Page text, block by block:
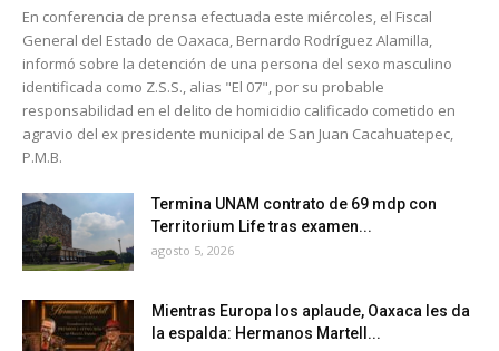
En conferencia de prensa efectuada este miércoles, el Fiscal
General del Estado de Oaxaca, Bernardo Rodríguez Alamilla,
informó sobre la detención de una persona del sexo masculino
identificada como Z.S.S., alias "El 07", por su probable
responsabilidad en el delito de homicidio calificado cometido en
agravio del ex presidente municipal de San Juan Cacahuatepec,
P.M.B.
Termina UNAM contrato de 69 mdp con
Territorium Life tras examen...
agosto 5, 2026
Mientras Europa los aplaude, Oaxaca les da
la espalda: Hermanos Martell...